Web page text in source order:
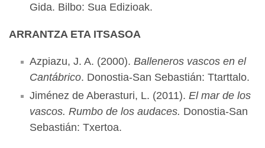
Gida. Bilbo: Sua Edizioak.
ARRANTZA ETA ITSASOA
Azpiazu, J. A. (2000). Balleneros vascos en el
Cantábrico. Donostia-San Sebastián: Ttarttalo.
Jiménez de Aberasturi, L. (2011). El mar de los
vascos. Rumbo de los audaces. Donostia-San
Sebastián: Txertoa.